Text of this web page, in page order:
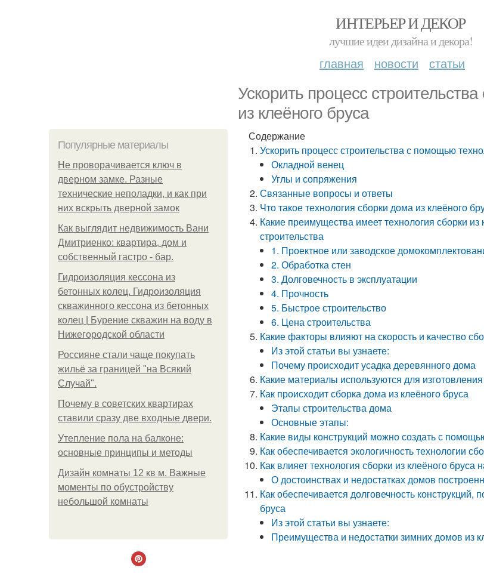
ИНТЕРЬЕР И ДЕКОР
лучшие идеи дизайна и декора!
главная новости статьи
Ускорить процесс
из клеёного бруса
Популярные материалы
Не проворачивается ключ в
дверном замке. Разные
технические неполадки, и как при
них вскрыть дверной замок
Как выглядит недвижимость Вани
Дмитриенко: квартира, дом и
собственный гастро - бар.
Гидроизоляция кессона из
бетонных колец. Гидроизоляция
скважинного кессона из бетонных
колец | Бурение скважин на воду в
Нижегородской области
Россияне стали чаще покупать
жильё за границей "на Всякий
Случай".
Почему в советских квартирах
ставили сразу две входные двери.
Утепление пола на балконе:
основные принципы и методы
Дизайн комнаты 12 кв м. Важные
моменты по обустройству
небольшой комнаты
Содержание
Ускорить процесс строительства с помощью
Окладной венец
Углы и сопряжения
Связанные вопросы и ответы
Что такое технология сборки дома из клеёного
Какие преимущества имеет технология сборки
строительства
1. Проектное или заводское
2. Обработка стен
3. Долговечность в эксплуатации
4. Прочность
5. Быстрое строительство
6. Цена строительства
Какие факторы влияют на скорость и качество
Из этой статьи вы узнаете:
Почему происходит усадка деревянного дома
Какие материалы используются для
Как происходит сборка дома из клеёного бруса
Этапы строительства дома
Основные этапы:
Какие виды конструкций можно создать с
Как обеспечивается экологичность технологии
Как влияет технология сборки из клеёного
О достоинствах и недостатках домов
Как обеспечивается долговечность
бруса
Из этой статьи вы узнаете:
Преимущества и недостатки зимних домов из